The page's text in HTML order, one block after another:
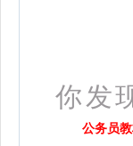
你发
公务员